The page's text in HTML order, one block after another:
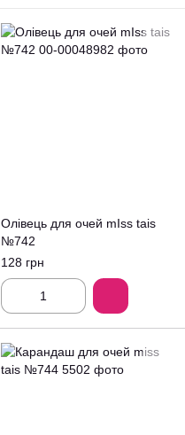
Олівець для очей mIss tais
№742
128 грн